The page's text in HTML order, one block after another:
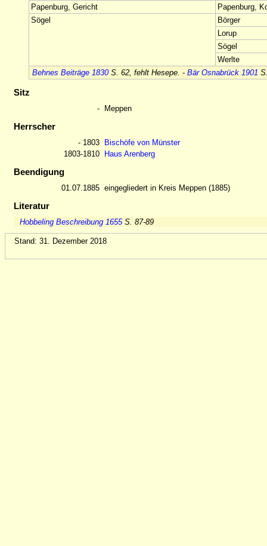
Papenburg, Gericht
Papenburg,
Sögel
Börger
Lorup
Sögel
Werlte
Behnes Beiträge 1830S. 62, fehlt Hesepe. - Bär Osnabrück 1901
Sitz
- Meppen
Herrscher
- 1803
Bischöfe von Münster
1803-1810
Haus Arenberg
Beendigung
01.07.1885 eingegliedert in Kreis Meppen (1885)
Literatur
Hobbeling Beschreibung 1655S. 87-89
Stand: 31. Dezember 2018